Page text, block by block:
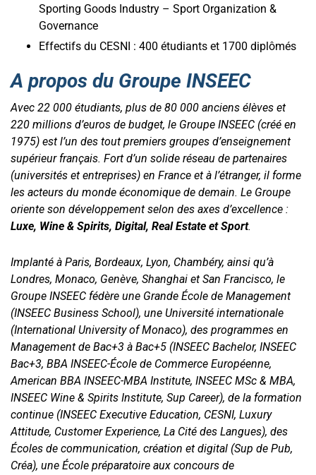
Sporting Goods Industry – Sport Organization &
Governance
Effectifs du CESNI : 400 étudiants et 1700 diplômés
A propos du Groupe INSEEC
Avec 22 000 étudiants, plus de 80 000 anciens élèves et
220 millions d’euros de budget, le Groupe INSEEC (créé en
1975) est l’un des tout premiers groupes d’enseignement
supérieur français. Fort d’un solide réseau de partenaires
(universités et entreprises) en France et à l’étranger, il forme
les acteurs du monde économique de demain. Le Groupe
oriente son développement selon des axes d’excellence :
Luxe, Wine & Spirits, Digital, Real Estate et Sport.
Implanté à Paris, Bordeaux, Lyon, Chambéry, ainsi qu’à
Londres, Monaco, Genève, Shanghai et San Francisco, le
Groupe INSEEC fédère une Grande École de Management
(INSEEC Business School), une Université internationale
(International University of Monaco), des programmes en
Management de Bac+3 à Bac+5 (INSEEC Bachelor, INSEEC
Bac+3, BBA INSEEC-École de Commerce Européenne,
American BBA INSEEC-MBA Institute, INSEEC MSc & MBA,
INSEEC Wine & Spirits Institute, Sup Career), de la formation
continue (INSEEC Executive Education, CESNI, Luxury
Attitude, Customer Experience, La Cité des Langues), des
Écoles de communication, création et digital (Sup de Pub,
Créa), une École préparatoire aux concours de